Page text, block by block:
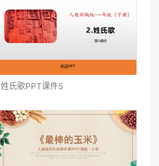
姓氏歌PPT课件5